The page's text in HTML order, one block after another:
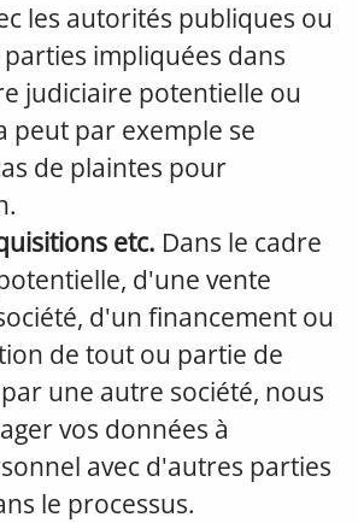
les autorités publiques ou
impliquées dans
judiciaire potentielle ou
peut par exemple se
de plaintes pour
etc. Dans le cadre
d'une vente
d'un financement ou
de tout ou partie de
une autre société, nous
vos données à
avec d'autres parties
le processus.